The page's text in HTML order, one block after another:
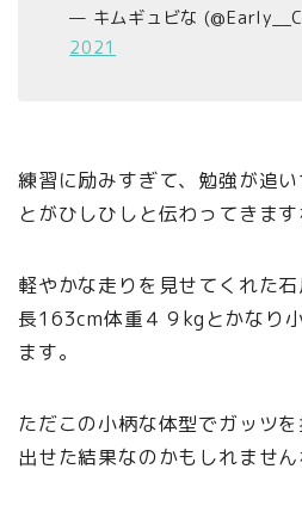
— キムギュビな
2021
練習に励みすぎて、勉強が追
とがひしひしと伝わってきます
軽やかな走りを見せてくれた
長163cm体重４９kgとかなり
ます。
ただこの小柄な体型でガッツを
出せた結果なのかもしれません